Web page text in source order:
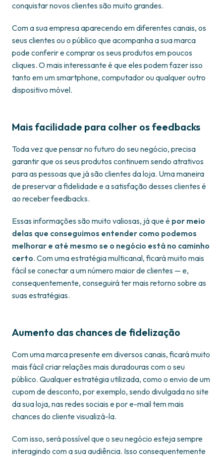
conquistar novos clientes são muito grandes.
Com a sua empresa aparecendo em diferentes canais, os
seus clientes ou o público que acompanha a sua marca
pode conferir e comprar os seus produtos em poucos
cliques. O mais interessante é que eles podem fazer isso
tanto em um smartphone, computador ou qualquer outro
dispositivo móvel.
Mais facilidade para colher os feedbacks
Toda vez que pensar no futuro do seu negócio, precisa
garantir que os seus produtos continuem sendo atrativos
para as pessoas que já são clientes da loja. Uma maneira
de preservar a fidelidade e a satisfação desses clientes é
ao receber feedbacks.
Essas informações são muito valiosas, já que é por meio
delas que conseguimos entender como podemos
melhorar e até mesmo se o negócio está no caminho
certo. Com uma estratégia multicanal, ficará muito mais
fácil se conectar a um número maior de clientes — e,
consequentemente, conseguirá ter mais retorno sobre as
suas estratégias.
Aumento das chances de fidelização
Com uma marca presente em diversos canais, ficará muito
mais fácil criar relações mais duradouras com o seu
público. Qualquer estratégia utilizada, como o envio de um
cupom de desconto, por exemplo, sendo divulgada no site
da sua loja, nas redes sociais e por e-mail tem mais
chances do cliente visualizá-la.
Com isso, será possível que o seu negócio esteja sempre
interagindo com a sua audiência. Isso consequentemente